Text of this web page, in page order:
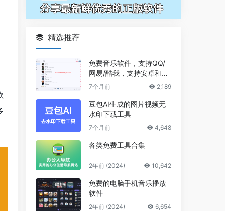
精选推荐
免费音乐软件，支持QQ/
网易/酷我，支持安卓和Wi
ndows平台
7个月前 2,189
豆包AI生成的图片视频无
水印下载工具
7个月前 4,648
各类免费工具合集
2年前 (2024) 10,642
免费的电脑手机音乐播放
软件
2年前 (2024) 6,654